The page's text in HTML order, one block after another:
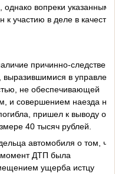
вопреки указанным
участию в деле в качестве
причинно-
выразившимися в
не обеспечивающей
и совершением наезда на
пришел к выводу о
40 тысяч рублей.
автомобиля о том, что
момент ДТП была
ущерба истцу